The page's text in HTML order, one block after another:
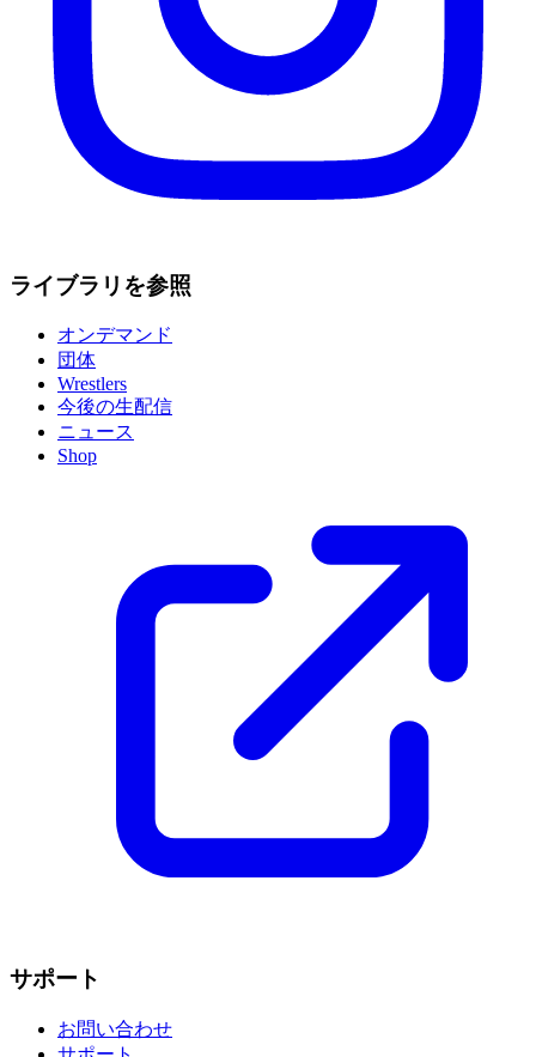
ライブラリを参照
オンデマンド
団体
Wrestlers
今後の生配信
ニュース
Shop
サポート
お問い合わせ